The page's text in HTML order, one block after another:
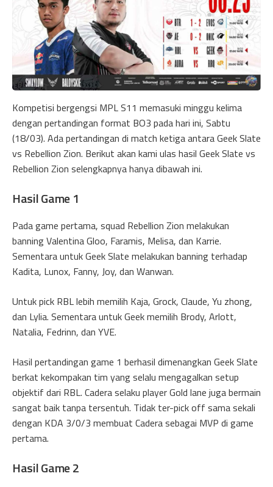
Kompetisi bergengsi MPL S11 memasuki minggu kelima
dengan pertandingan format BO3 pada hari ini, Sabtu
(18/03). Ada pertandingan di match ketiga antara Geek Slate
vs Rebellion Zion. Berikut akan kami ulas hasil Geek Slate vs
Rebellion Zion selengkapnya hanya dibawah ini.
Hasil Game 1
Pada game pertama, squad Rebellion Zion melakukan
banning Valentina Gloo, Faramis, Melisa, dan Karrie.
Sementara untuk Geek Slate melakukan banning terhadap
Kadita, Lunox, Fanny, Joy, dan Wanwan.
Untuk pick RBL lebih memilih Kaja, Grock, Claude, Yu zhong,
dan Lylia. Sementara untuk Geek memilih Brody, Arlott,
Natalia, Fedrinn, dan YVE.
Hasil pertandingan game 1 berhasil dimenangkan Geek Slate
berkat kekompakan tim yang selalu mengagalkan setup
objektif dari RBL. Cadera selaku player Gold lane juga bermain
sangat baik tanpa tersentuh. Tidak ter-pick off sama sekali
dengan KDA 3/0/3 membuat Cadera sebagai MVP di game
pertama.
Hasil Game 2